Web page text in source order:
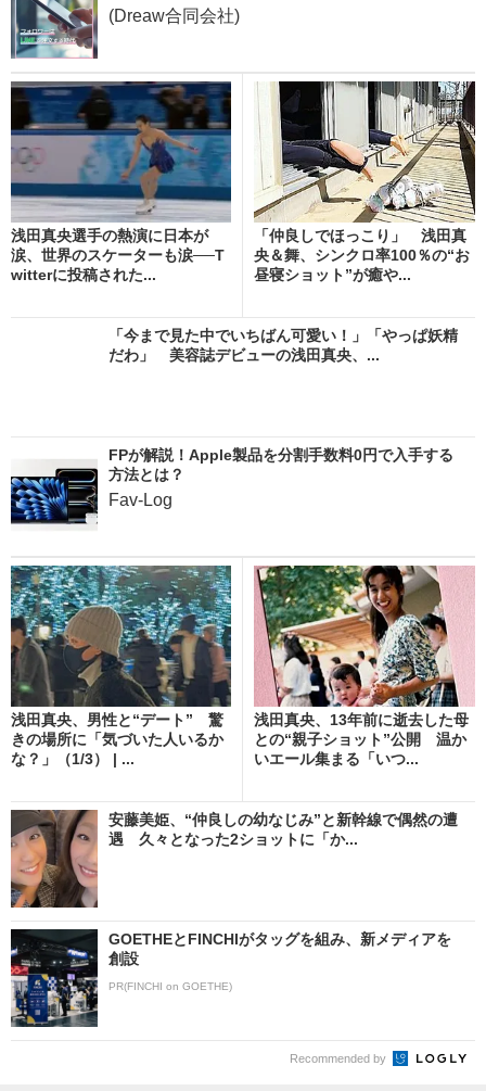
(Dreaw合同会社)
浅田真央選手の熱演に日本が
涙、世界のスケーターも涙──T
witterに投稿された...
「仲良しでほっこり」 浅田真
央＆舞、シンクロ率100％の“お
昼寝ショット”が癒や...
「今まで見た中でいちばん可愛い！」「やっぱ妖精
だわ」 美容誌デビューの浅田真央、...
FPが解説！Apple製品を分割手数料0円で入手する
方法とは？
Fav-Log
浅田真央、男性と“デート” 驚
きの場所に「気づいた人いるか
な？」（1/3） | ...
浅田真央、13年前に逝去した母
との“親子ショット”公開 温か
いエール集まる「いつ...
安藤美姫、“仲良しの幼なじみ”と新幹線で偶然の遭
遇 久々となった2ショットに「か...
GOETHEとFINCHIがタッグを組み、新メディアを
創設
PR(FINCHI on GOETHE)
Recommended by